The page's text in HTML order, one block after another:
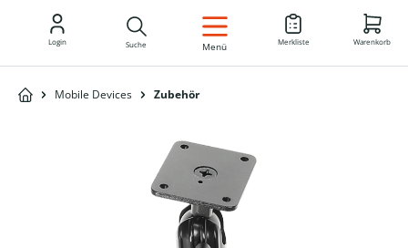
DE
Login Suche Menü Merkliste Warenkorb
Mobile Devices Zubehör